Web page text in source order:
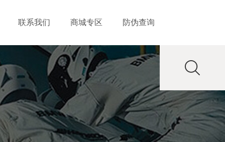
联系我们 商城专区 防伪查询